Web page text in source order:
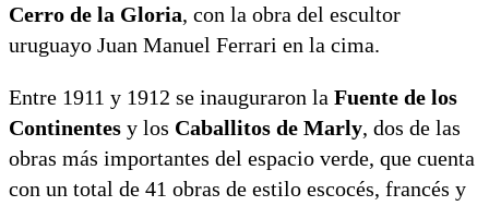
Cerro de la Gloria, con la obra del escultor
uruguayo Juan Manuel Ferrari en la cima.
Entre 1911 y 1912 se inauguraron la Fuente de los
Continentes y los Caballitos de Marly, dos de las
obras más importantes del espacio verde, que cuenta
con un total de 41 obras de estilo escocés, francés y